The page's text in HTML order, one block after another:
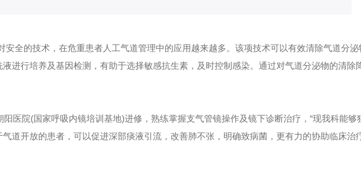
安全的技术，在危重患者人工气道管理中的应用越来越多。该项技术可以有效清除气道分
进行培养及基因检测，有助于选择敏感抗生素，及时控制感染。通过对气道分泌物的清除
医院(国家呼吸内镜培训基地)进修，熟练掌握支气管镜操作及镜下诊断治疗，“现我科能
道开放的患者，可以促进深部痰液引流，改善肺不张，明确致病菌，更有力的协助临床治